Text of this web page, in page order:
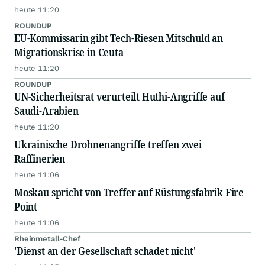
heute 11:20
ROUNDUP
EU-Kommissarin gibt Tech-Riesen Mitschuld an
Migrationskrise in Ceuta
heute 11:20
ROUNDUP
UN-Sicherheitsrat verurteilt Huthi-Angriffe auf
Saudi-Arabien
heute 11:20
Ukrainische Drohnenangriffe treffen zwei
Raffinerien
heute 11:06
Moskau spricht von Treffer auf Rüstungsfabrik Fire
Point
heute 11:06
Rheinmetall-Chef
'Dienst an der Gesellschaft schadet nicht'